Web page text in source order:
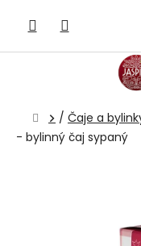
obsah
Domov
/ Čaje a
- bylinný čaj sypaný